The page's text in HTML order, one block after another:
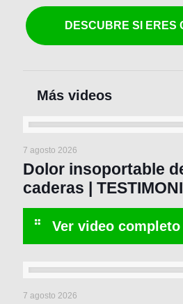
DESCUBRE SI ERES
7 agosto 2026
Dolor insoportable
caderas |
7 agosto 2026